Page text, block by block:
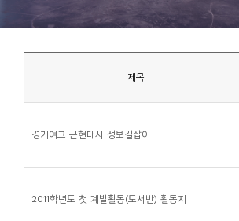
제목
경기여고 근현대사 정보길잡이
2011학년도 첫 계발활동(도서반) 활동지
지
사